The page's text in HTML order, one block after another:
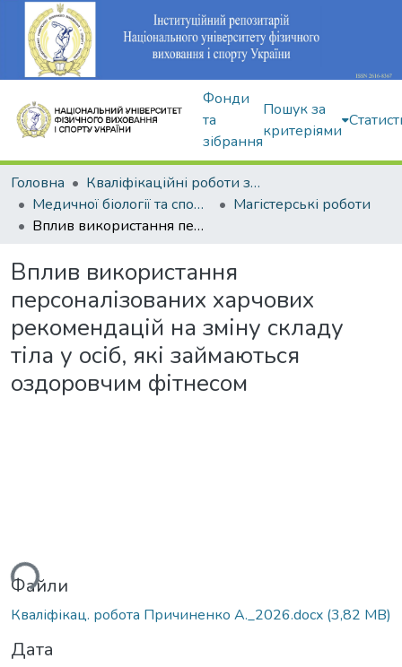
Фонди
та
зібрання
Пошук за
критеріями
Головна
Кваліфікаційні роботи здобувачів вищої освіти
Медичної біології та спортивної дієтології
Магістерські роботи
Вплив використання персоналізованих харчових рекомендацій на зміну складу тіла у осіб, які займаються оздоровчим фітнесом
Вплив використання
персоналізованих харчових
рекомендацій на зміну складу
тіла у осіб, які займаються
оздоровчим фітнесом
Файли
Кваліфікац. робота Причиненко А._2026.docx (3,82 MB)
Дата